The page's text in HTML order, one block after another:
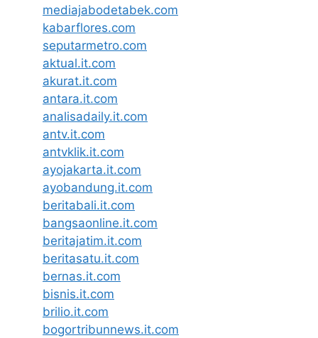
mediajabodetabek.com
kabarflores.com
seputarmetro.com
aktual.it.com
akurat.it.com
antara.it.com
analisadaily.it.com
antv.it.com
antvklik.it.com
ayojakarta.it.com
ayobandung.it.com
beritabali.it.com
bangsaonline.it.com
beritajatim.it.com
beritasatu.it.com
bernas.it.com
bisnis.it.com
brilio.it.com
bogortribunnews.it.com